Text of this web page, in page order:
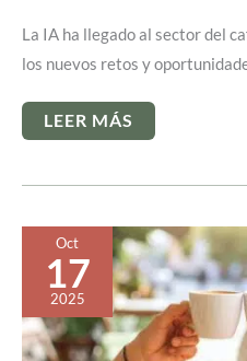
La IA ha llegado al sector del
los nuevos retos y
CÓMO
ESTÁ
INTELIGENCIA
LA
PRODUCCIÓN
Y
CONSUMO
DE
CAFÉ
DE
ESPECIALIDAD
LEER MÁS
Oct
17
2025